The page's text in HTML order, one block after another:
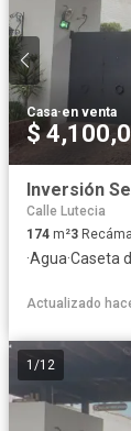
Casa·en venta
$
Inversión
Calle Lutecia
174 m²3
·Agua·Caseta
Actualizado
1 /12